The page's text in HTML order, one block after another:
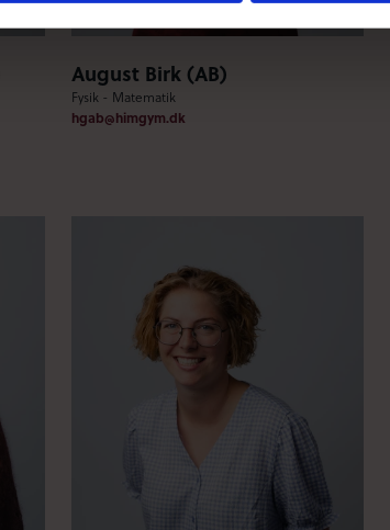
August Birk (AB)
Fysik - Matematik
hgab@himgym.dk